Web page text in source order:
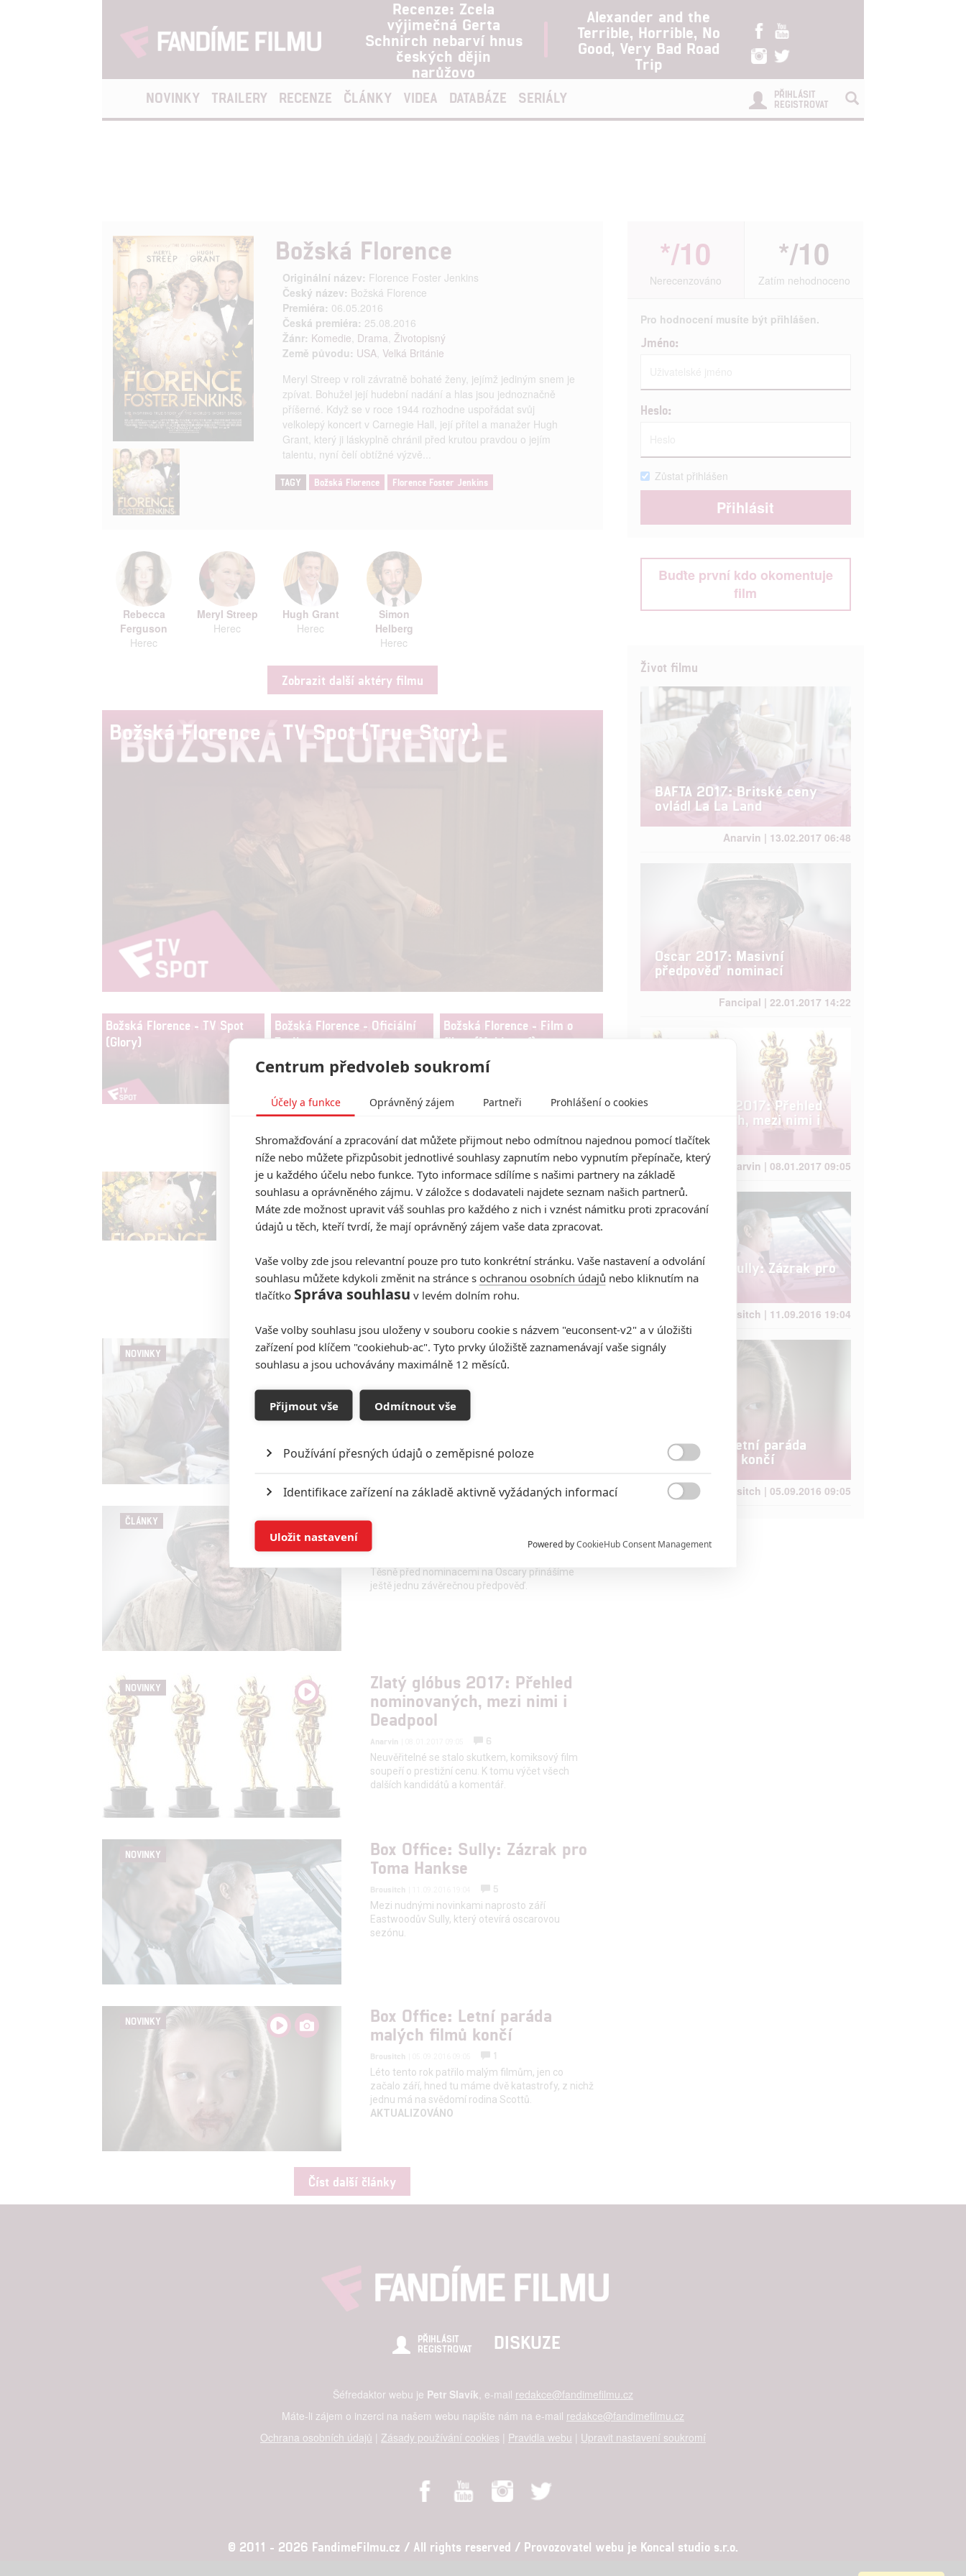
Recenze: Zcela
výjimečná Gerta
Schnirch nebarví hnus
českých dějin
narůžovo
Alexander and the
Terrible, Horrible, No
Good, Very Bad Road
Trip
NOVINKY TRAILERY RECENZE ČLÁNKY VIDEA DATABÁZE SERIÁLY
PŘIHLÁSIT
REGISTROVAT
Božská Florence
Originální název: Florence Foster Jenkins
Český název: Božská Florence
Premiéra: 06.05.2016
Česká premiéra: 25.08.2016
Žánr: Komedie Drama Životopisný
Země původu: USA, Velká Británie
Meryl Streep v roli závratně bohaté ženy, jejímž jediným snem je
zpívat. Bohužel její hudební nadání a hlas jsou jednoznačně
příšerné. Když se v roce 1944 rozhodne uspořádat svůj
velkolepý koncert v Carnegie Hall, její přítel a manažer Hugh
Grant, který ji láskyplně chránil před krutou pravdou o jejím
talentu, nyní čelí obtížné výzvě...
TAGY Božská Florence Florence Foster Jenkins
Rebecca
Ferguson
Herec
Meryl Streep
Herec
Hugh Grant
Herec
Simon
Helberg
Herec
Zobrazit další aktéry filmu
Božská Florence - TV Spot (True Story)
Božská Florence - TV Spot
(Glory)
Božská Florence - Oficiální
Trailer
Božská Florence - Film o
filmu (Making of)
Ukaž mi další videa
Vstoupit do
Počet: 1
NOVINKY
BAFTA 2017: Britské ceny
ovládl La La Land
Anarvin | 13.02.2017 06:48
Malého překvapení jsme se ale přeci jen dočkali.
ČLÁNKY
Těsně před nominacemi na Oscary přinášíme
ještě jednu závěrečnou předpověď.
NOVINKY
Zlatý glóbus 2017: Přehled
nominovaných, mezi nimi i
Deadpool
Anarvin
6
Neuvěřitelné se stalo skutkem, komiksový film
soupeří o prestižní cenu. K tomu výčet všech
dalších kandidátů a komentář.
NOVINKY
Box Office: Sully: Zázrak pro
Toma Hankse
Brousitch
5
Mezi nudnými novinkami naprosto září
Eastwoodův Sully, který otevírá oscarovou
sezónu.
NOVINKY
Box Office: Letní paráda
malých filmů končí
Brousitch
1
Léto tento rok patřilo malým filmům, jen co
začalo září, hned tu máme dvě katastrofy, z nichž
jednu má na svědomí rodina Scottů.
AKTUALIZOVÁNO
Číst další články
*/10
Nerecenzováno
*/10
Zatím nehodnoceno
Pro hodnocení musíte být přihlášen.
Jméno:
Heslo:
Zůstat přihlášen
Buďte první kdo okomentuje
film
Život filmu
BAFTA 2017: Britské ceny
ovládl La La Land
Anarvin | 13.02.2017 06:48
Oscar 2017: Masivní
předpověď nominací
Fancipal | 22.01.2017 14:22
Zlatý glóbus 2017: Přehled
nominovaných, mezi nimi i
Deadpool
Anarvin | 08.01.2017 09:05
Box Office: Sully: Zázrak pro
Toma Hankse
Brousitch | 11.09.2016 19:04
Box Office: Letní paráda
malých filmů končí
Brousitch | 05.09.2016 09:05
PŘIHLÁSIT
REGISTROVAT
DISKUZE
Šéfredaktor webu je Petr Slavík, e-mail redakce@fandimefilmu.cz
Máte-li zájem o inzerci na našem webu napište nám na e-mail redakce@fandimefilmu.cz
Ochrana osobních údajů | Zásady používání cookies | Pravidla webu | Upravit nastavení soukromí
© 2011 - 2026 FandimeFilmu.cz / All rights reserved / Provozovatel webu je Koncal studio s.r.o.
Centrum předvoleb soukromí
Účely a funkce Oprávněný zájem Partneři Prohlášení o cookies
Shromažďování a zpracování dat můžete přijmout nebo odmítnou najednou pomocí tlačítek
níže nebo můžete přizpůsobit jednotlivé souhlasy zapnutím nebo vypnutím přepínače, který
je u každého účelu nebo funkce. Tyto informace sdílíme s našimi partnery na základě
souhlasu a oprávněného zájmu. V záložce s dodavateli najdete seznam našich partnerů.
Máte zde možnost upravit váš souhlas pro každého z nich i vznést námitku proti zpracování
údajů u těch, kteří tvrdí, že mají oprávněný zájem vaše data zpracovat.
Vaše volby zde jsou relevantní pouze pro tuto konkrétní stránku. Vaše nastavení a odvolání
souhlasu můžete kdykoli změnit na stránce s ochranou osobních údajů nebo kliknutím na
tlačítko Správa souhlasu v levém dolním rohu.
Vaše volby souhlasu jsou uloženy v souboru cookie s názvem "euconsent-v2" a v úložišti
zařízení pod klíčem "cookiehub-ac". Tyto prvky úložiště zaznamenávají vaše signály
souhlasu a jsou uchovávány maximálně 12 měsíců.
Přijmout vše Odmítnout vše
Používání přesných údajů o zeměpisné poloze
Identifikace zařízení na základě aktivně vyžádaných informací
Ukládání a/nebo přístup k informacím v zařízení

Reklama založená na omezených údajích a měření reklamy
Personalizovaný obsah, měření obsahu, průzkum publika a vývoj
možnost: Zajištění bezpečnosti, předcházení a zjišťování podvodů a odstraňování chyb,
Poskytování a zobrazování reklamy a obsahu
Powered byCookieHub Consent Management
Uložit nastavení